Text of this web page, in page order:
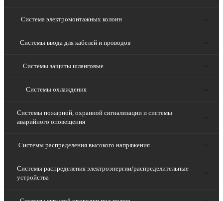
Система электромонтажных колонн
Системы ввода для кабелей и проводов
Системы защиты шланговые
Системы охлаждения
Системы пожарной, охранной сигнализации и системы
аварийного оповещения
Системы распределения высокого напряжения
Системы распределения электроэнергии/распределительные
устройства